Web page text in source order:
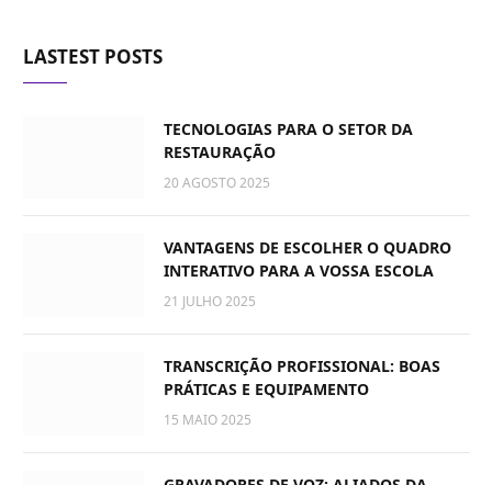
LASTEST POSTS
TECNOLOGIAS PARA O SETOR DA
RESTAURAÇÃO
20 AGOSTO 2025
VANTAGENS DE ESCOLHER O QUADRO
INTERATIVO PARA A VOSSA ESCOLA
21 JULHO 2025
TRANSCRIÇÃO PROFISSIONAL: BOAS
PRÁTICAS E EQUIPAMENTO
15 MAIO 2025